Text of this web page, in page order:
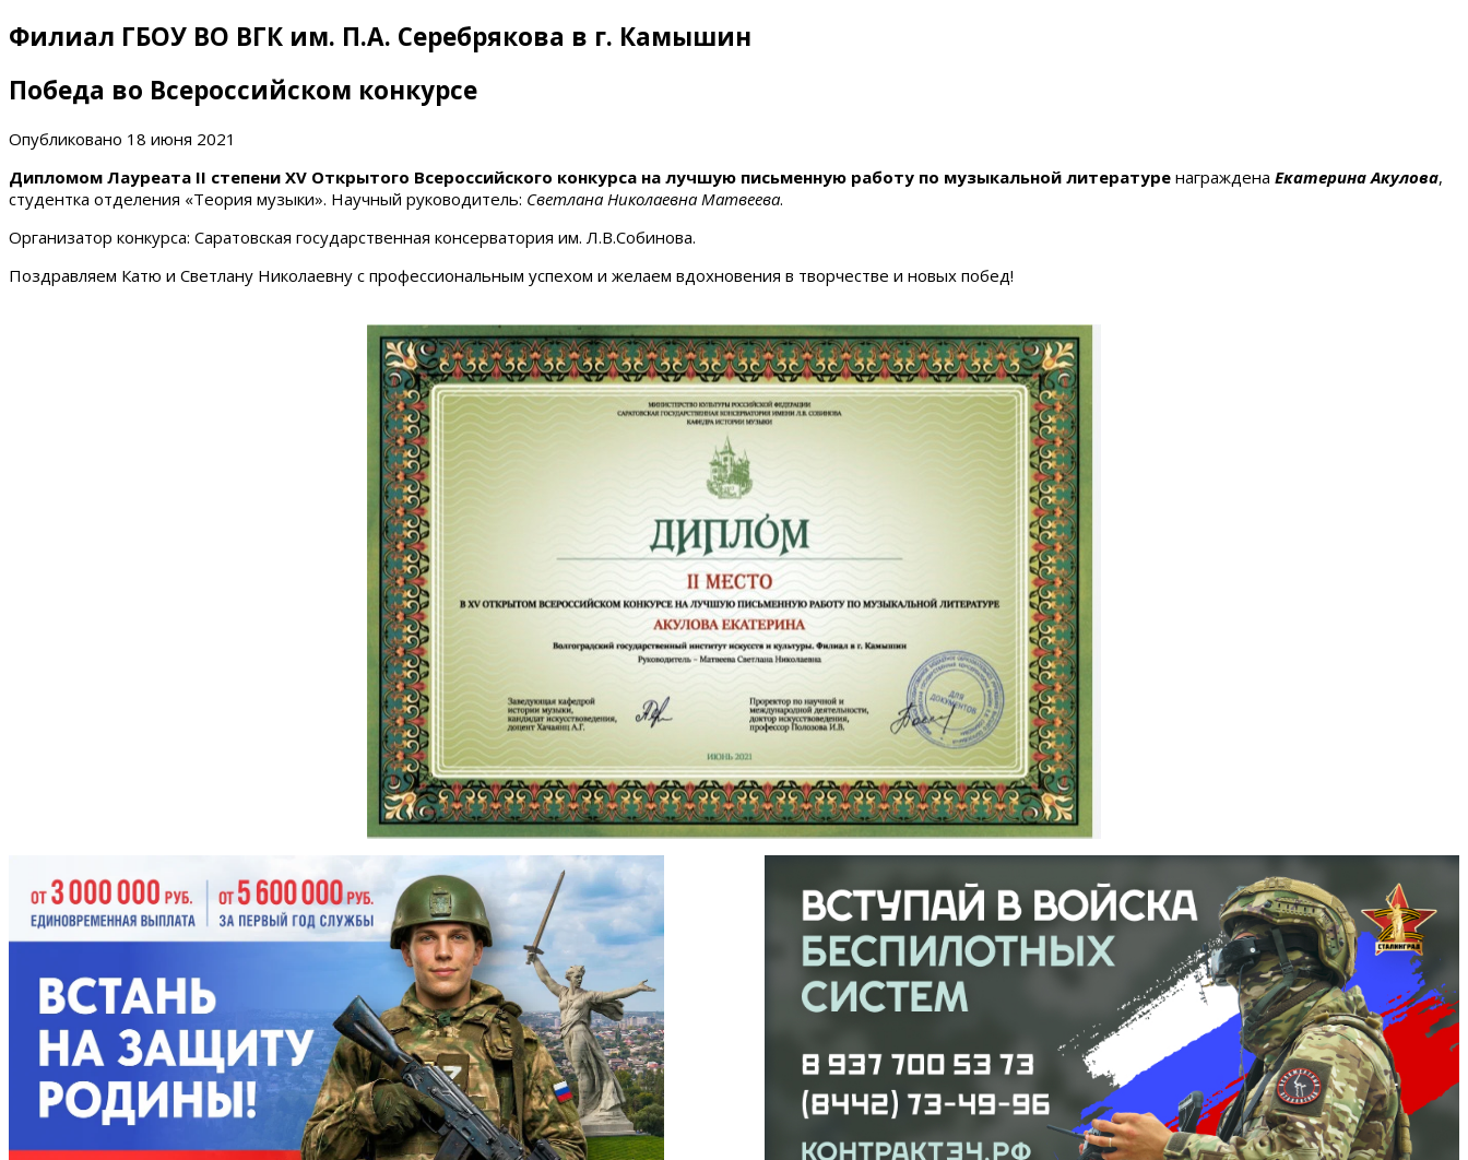
Филиал ГБОУ ВО ВГК им. П.А. Серебрякова в г. Камышин
Победа во Всероссийском конкурсе
Опубликовано 18 июня 2021
Дипломом Лауреата II степени XV Открытого Всероссийского конкурса на лучшую письменную работу по музыкальной литературе награждена Екатерина Акулова,
студентка отделения «Теория музыки». Научный руководитель: Светлана Николаевна Матвеева.
Организатор конкурса: Саратовская государственная консерватория им. Л.В.Собинова.
Поздравляем Катю и Светлану Николаевну с профессиональным успехом и желаем вдохновения в творчестве и новых побед!